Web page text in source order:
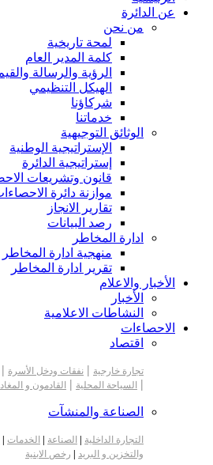
عن الدائرة
من نحن
لمحة تاريخية
كلمة المدير العام
الرؤية والرسالة
الهيكل التنظيمي
شركاؤنا
خدماتنا
الوثائق التوجيهية
الإستراتيجية الوطنية
إستراتيجية الدائرة
قانون وتشريعات
موازنة دائرة
تقارير الانجاز
رصد البيانات
ادارة المخاطر
منهجية ادارة المخاطر
تقرير ادارة المخاطر
الأخبار والاعلام
الأخبار
النشاطات الاعلامية
الاحصاءات
اقتصاد
تجارة خارجية | نفقات ودخل الأسرة |
| السياحة المحلية | القادمون و
الصناعة والمنشآت
التجارة الداخلية الصناعة الخدمات
والتخزين و البريد
رخص الابنية